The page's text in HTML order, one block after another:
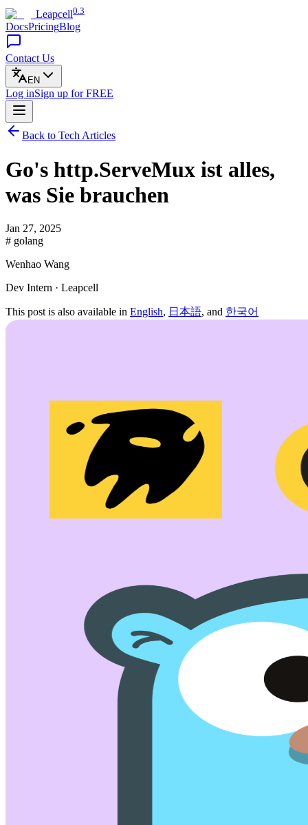
Leapcell0.3
DocsPricingBlog
Contact Us
EN
Log inSign up for FREE
Back to Tech Articles
Go's http.ServeMux ist alles,
was Sie brauchen
Jan 27, 2025
# golang
Wenhao Wang
Dev Intern · Leapcell
This post is also available in English, 日本語, and 한국어